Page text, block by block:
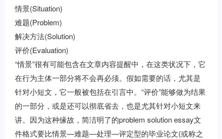
情景(Situation)
难题(Problem)
解决方法(Solution)
评价(Evaluation)
“情景”很有可能包含在文章内容提醒中，在这类状况下，它
在行为主体一部分将不会再必须。假如需要的话，尤其是
针对小短文，它一般被包括在引言中。“评价”能够做为结果
的一部分，或是还可以彻底省去，也是尤其针对小短文来
讲。因为这种缘故，简洁明了的problem solution essay文
件格式要比情景—难题—处理—评定型的毕业论文(或称之